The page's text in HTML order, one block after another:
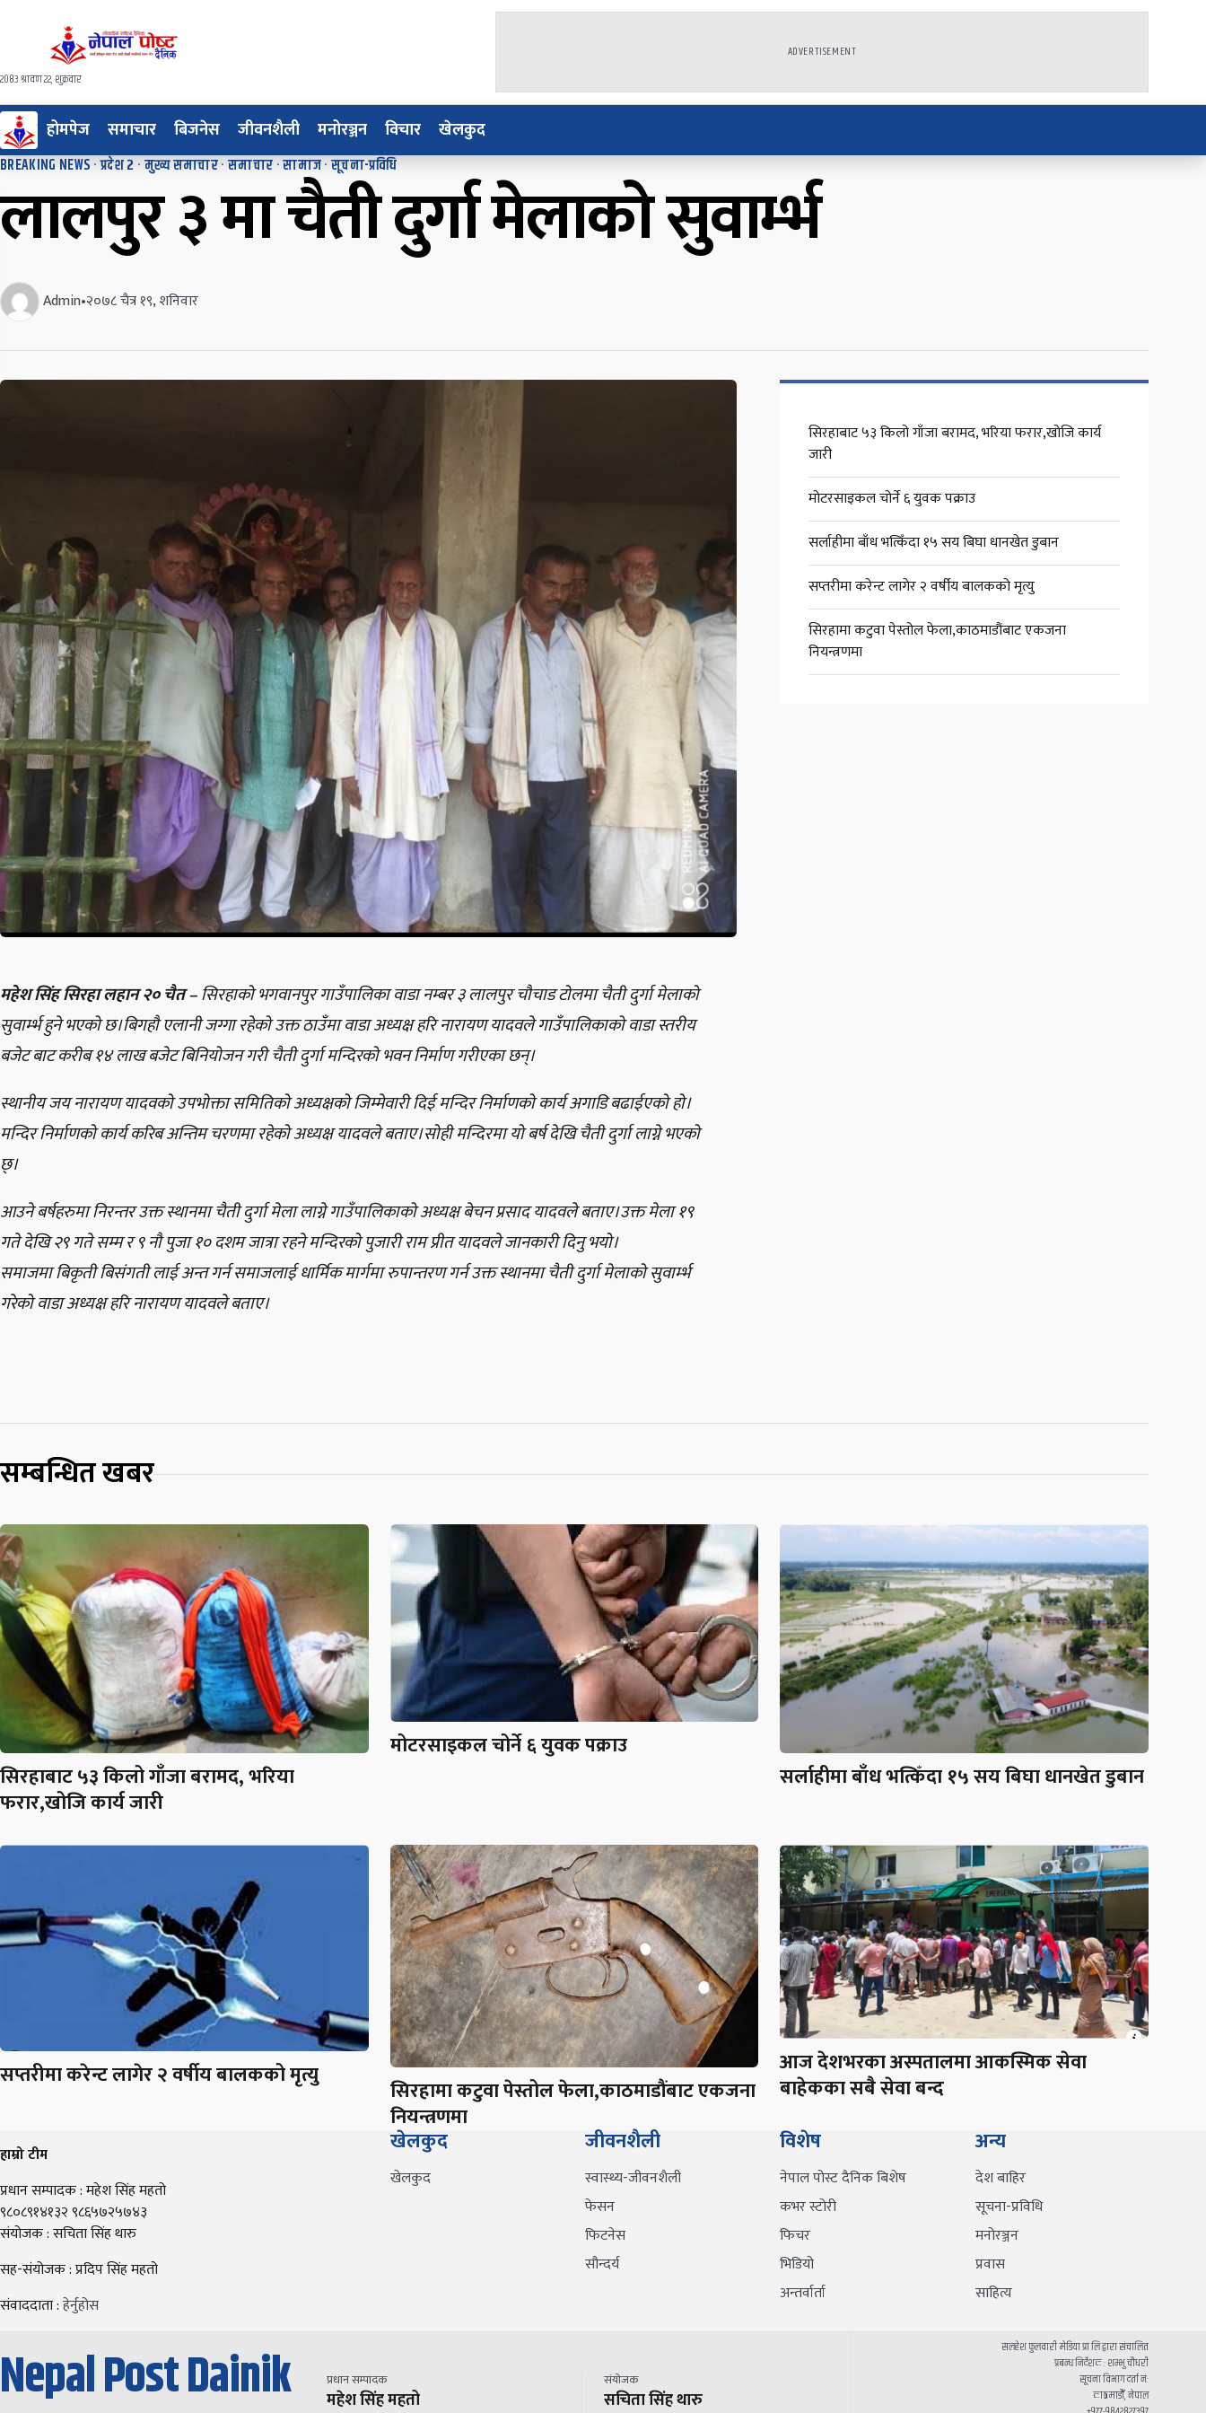
२०८३ श्रावण २२, शुक्रवार
ADVERTISEMENT
होमपेज समाचार बिजनेस जीवनशैली मनोरञ्जन विचार खेलकुद
BREAKING NEWS·प्रदेश २·मुख्य समाचार·समाचार·सामाज·सूचना-प्रविधि
लालपुर ३ मा चैती दुर्गा मेलाको सुवार्म्भ
Admin•२०७८ चैत्र १९, शनिवार
महेश सिंह सिरहा लहान २० चैत –सिरहाको भगवानपुर गाउँपालिका वाडा नम्बर ३ लालपुर चौचाड टोलमा चैती दुर्गा मेलाको
सुवार्म्भ हुने भएको छ।बिगहौ एलानी जग्गा रहेको उक्त ठाउँमा वाडा अध्यक्ष हरि नारायण यादवले गाउँपालिकाको वाडा स्तरीय
बजेट बाट करीब १४ लाख बजेट बिनियोजन गरी चैती दुर्गा मन्दिरको भवन निर्माण गरीएका छन्।
स्थानीय जय नारायण यादवको उपभोक्ता समितिको अध्यक्षको जिम्मेवारी दिई मन्दिर निर्माणको कार्य अगाडि बढाईएको हो।
मन्दिर निर्माणको कार्य करिब अन्तिम चरणमा रहेको अध्यक्ष यादवले बताए।सोही मन्दिरमा यो बर्ष देखि चैती दुर्गा लाग्ने भएको
छ्।
आउने बर्षहरुमा निरन्तर उक्त स्थानमा चैती दुर्गा मेला लाग्ने गाउँपालिकाको अध्यक्ष बेचन प्रसाद यादवले बताए।उक्त मेला १९
गते देखि २९ गते सम्म र ९ नौ पुजा १० दशम जात्रा रहने मन्दिरको पुजारी राम प्रीत यादवले जानकारी दिनु भयो।
समाजमा बिकृती बिसंगती लाई अन्त गर्न समाजलाई धार्मिक मार्गमा रुपान्तरण गर्न उक्त स्थानमा चैती दुर्गा मेलाको सुवार्म्भ
गरेको वाडा अध्यक्ष हरि नारायण यादवले बताए।
सिरहाबाट ५३ किलो गाँजा बरामद, भरिया फरार,खोजि कार्य
जारी
मोटरसाइकल चोर्ने ६ युवक पक्राउ
सर्लाहीमा बाँध भत्किँदा १५ सय बिघा धानखेत डुबान
सप्तरीमा करेन्ट लागेर २ वर्षीय बालकको मृत्यु
सिरहामा कटुवा पेस्तोल फेला,काठमाडौंबाट एकजना
नियन्त्रणमा
सम्बन्धित खबर
सिरहाबाट ५३ किलो गाँजा बरामद, भरिया
फरार,खोजि कार्य जारी
मोटरसाइकल चोर्ने ६ युवक पक्राउ
सर्लाहीमा बाँध भत्किँदा १५ सय बिघा धानखेत डुबान
सप्तरीमा करेन्ट लागेर २ वर्षीय बालकको मृत्यु सिरहामा कटुवा पेस्तोल फेला,काठमाडौंबाट एकजना
नियन्त्रणमा
आज देशभरका अस्पतालमा आकस्मिक सेवा
बाहेकका सबै सेवा बन्द
हाम्रो टीम
प्रधान सम्पादक : महेश सिंह महतो
९८०८९१४१३२ ९८६५७२५७४३
संयोजक : सचिता सिंह थारु
सह-संयोजक : प्रदिप सिंह महतो
संवाददाता :हेर्नुहोस
खेलकुद
खेलकुद
जीवनशैली
स्वास्थ्य-जीवनशैली
फेसन
फिटनेस
सौन्दर्य
विशेष
नेपाल पोस्ट दैनिक बिशेष
कभर स्टोरी
फिचर
भिडियो
अन्तर्वार्ता
अन्य
देश बाहिर
सूचना-प्रविधि
मनोरञ्जन
प्रवास
साहित्य
Nepal Post Dainik प्रधान सम्पादक
महेश सिंह महतो
संयोजक
सचिता सिंह थारु
सलहेश फुलवारी मेडिया प्रा लि द्वारा संचालित
प्रबन्ध निर्देशक : शम्भु चौधरी
सूचना विभाग दर्ता नं:
काठमाडौँ, नेपाल